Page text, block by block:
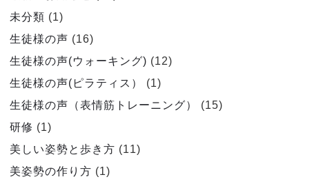
未分類 (1)
生徒様の声 (16)
生徒様の声(ウォーキング) (12)
生徒様の声(ピラティス）
(1)
生徒様の声（表情筋トレーニング）
(15)
研修 (1)
美しい姿勢と歩き方 (11)
美姿勢の作り方 (1)